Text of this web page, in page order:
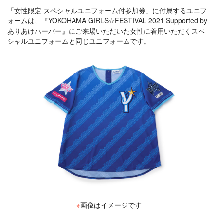
「女性限定 スペシャルユニフォーム付参加券」に付属するユニフ
ォームは、『YOKOHAMA GIRLS☆FESTIVAL 2021 Supported by
ありあけハーバー』にご来場いただいた女性に着用いただくスペ
シャルユニフォームと同じユニフォームです。
※画像はイメージです